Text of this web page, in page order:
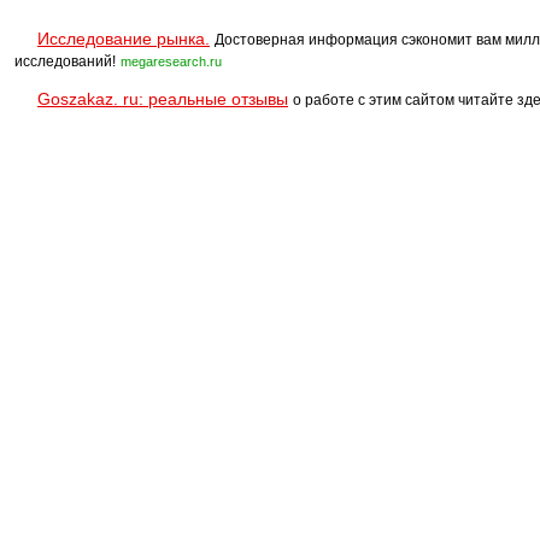
Исследование рынка.
Достоверная информация сэкономит вам
исследований! megaresearch.ru
Goszakaz. ru: реальные отзывы о работе с этим сайтом читайте